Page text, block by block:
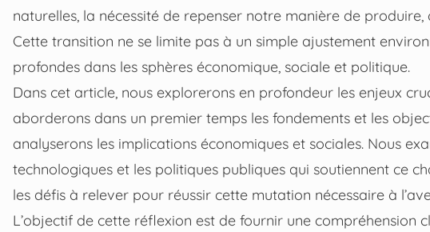
naturelles, la nécessité de repenser notre manière de
Cette transition ne se limite pas à un simple ajustement
profondes dans les sphères économique, sociale et politique.
Dans cet article, nous explorerons en profondeur les enjeux
aborderons dans un premier temps les fondements et les
analyserons les implications économiques et sociales. Nous
technologiques et les politiques publiques qui soutiennent ce
les défis à relever pour réussir cette mutation nécessaire à
L’objectif de cette réflexion est de fournir une compréhension